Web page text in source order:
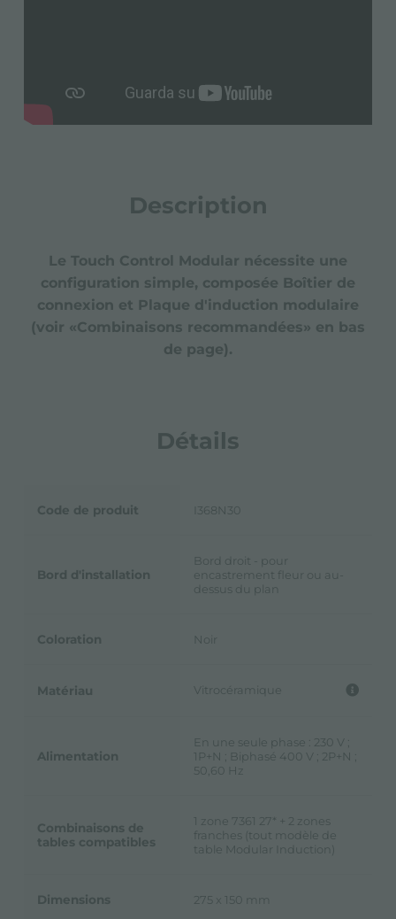
Description
Le Touch Control Modular nécessite une
configuration simple, composée Boîtier de
connexion et Plaque d'induction modulaire
(voir «Combinaisons recommandées» en bas
de page).
Détails
Code de produit I368N30
Bord d'installation
Bord droit - pour
encastrement fleur ou au-
dessus du plan
Coloration Noir
Matériau Vitrocéramique
Alimentation
En une seule phase : 230 V ;
1P+N ; Biphasé 400 V ; 2P+N ;
50,60 Hz
Combinaisons de
tables compatibles
1 zone 7361 27* + 2 zones
franches (tout modèle de
table Modular Induction)
Dimensions 275 x 150 mm